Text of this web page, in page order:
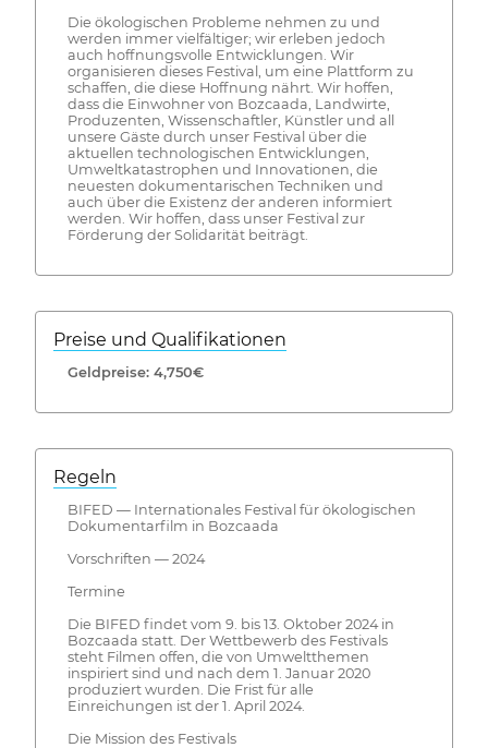
Die ökologischen Probleme nehmen zu und
werden immer vielfältiger; wir erleben jedoch
auch hoffnungsvolle Entwicklungen. Wir
organisieren dieses Festival, um eine Plattform zu
schaffen, die diese Hoffnung nährt. Wir hoffen,
dass die Einwohner von Bozcaada, Landwirte,
Produzenten, Wissenschaftler, Künstler und all
unsere Gäste durch unser Festival über die
aktuellen technologischen Entwicklungen,
Umweltkatastrophen und Innovationen, die
neuesten dokumentarischen Techniken und
auch über die Existenz der anderen informiert
werden. Wir hoffen, dass unser Festival zur
Förderung der Solidarität beiträgt.
Preise und Qualifikationen
Geldpreise: 4,750€
Regeln
BIFED — Internationales Festival für ökologischen
Dokumentarfilm in Bozcaada
Vorschriften — 2024
Termine
Die BIFED findet vom 9. bis 13. Oktober 2024 in
Bozcaada statt. Der Wettbewerb des Festivals
steht Filmen offen, die von Umweltthemen
inspiriert sind und nach dem 1. Januar 2020
produziert wurden. Die Frist für alle
Einreichungen ist der 1. April 2024.
Die Mission des Festivals